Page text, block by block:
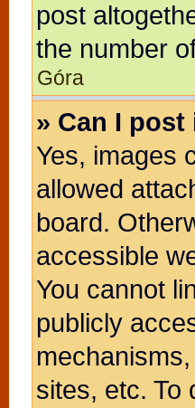
post
the number
Góra
» Can I post
Yes, images
allowed
board.
accessible
You cannot
publicly
sites, etc. To